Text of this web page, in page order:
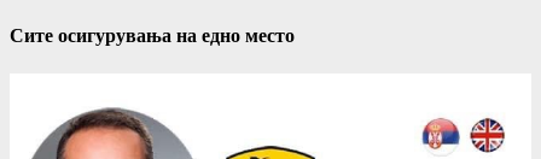
Сите осигурувања на едно место